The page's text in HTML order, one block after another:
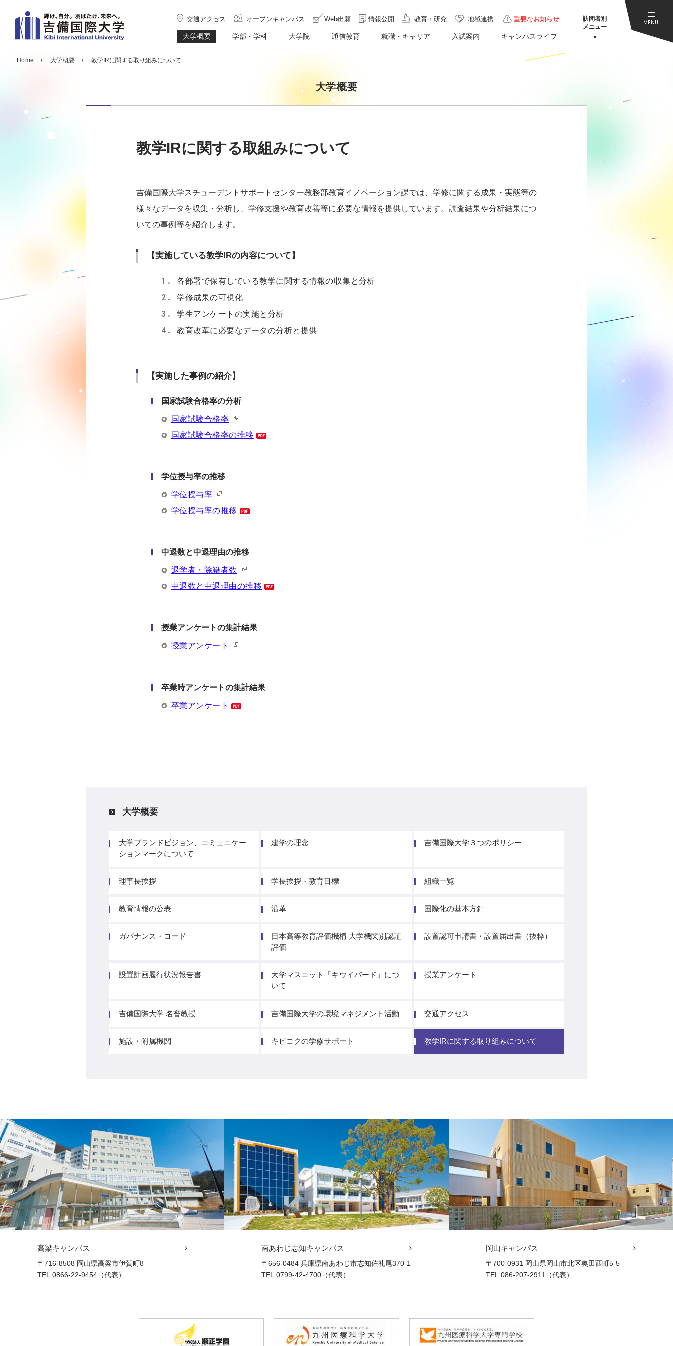
交通アクセス オープンキャンパス Web出願 情報公開 教育・研究 地域連携 重要なお知らせ
大学概要 学部・学科 大学院 通信教育 就職・キャリア 入試案内 キャンパスライフ
訪問者別
メニュー
MENU
Home 大学概要 教学IRに関する取り組みについて
大学概要
教学IRに関する取組みについて
吉備国際大学スチューデントサポートセンター教務部教育イノベーション課では、学修に関する成果・実態等の
様々なデータを収集・分析し、学修支援や教育改善等に必要な情報を提供しています。調査結果や分析結果につ
いての事例等を紹介します。
【実施している教学IRの内容について】
各部署で保有している教学に関する情報の収集と分析
学修成果の可視化
学生アンケートの実施と分析
教育改革に必要なデータの分析と提供
【実施した事例の紹介】
国家試験合格率の分析
国家試験合格率
国家試験合格率の推移
学位授与率の推移
学位授与率
学位授与率の推移
中退数と中退理由の推移
退学者・除籍者数
中退数と中退理由の推移
授業アンケートの集計結果
授業アンケート
卒業時アンケートの集計結果
卒業アンケート
大学概要
大学ブランドビジョン、コミュニケー
ションマークについて
建学の理念 吉備国際大学３つのポリシー
理事長挨拶 学長挨拶・教育目標 組織一覧
教育情報の公表 沿革 国際化の基本方針
ガバナンス・コード
日本高等教育評価機構 大学機関別認証
評価
設置認可申請書・設置届出書（抜粋）
設置計画履行状況報告書
大学マスコット「キウイバード」につ
いて
授業アンケート
吉備国際大学 名誉教授 吉備国際大学の環境マネジメント活動 交通アクセス
施設・附属機関 キビコクの学修サポート 教学IRに関する取り組みについて
高梁キャンパス
〒716-8508 岡山県高梁市伊賀町8
TEL.0866-22-9454（代表）
南あわじ志知キャンパス
〒656-0484 兵庫県南あわじ市志知佐礼尾370-1
TEL.0799-42-4700（代表）
岡山キャンパス
〒700-0931 岡山県岡山市北区奥田西町5-5
TEL.086-207-2911（代表）